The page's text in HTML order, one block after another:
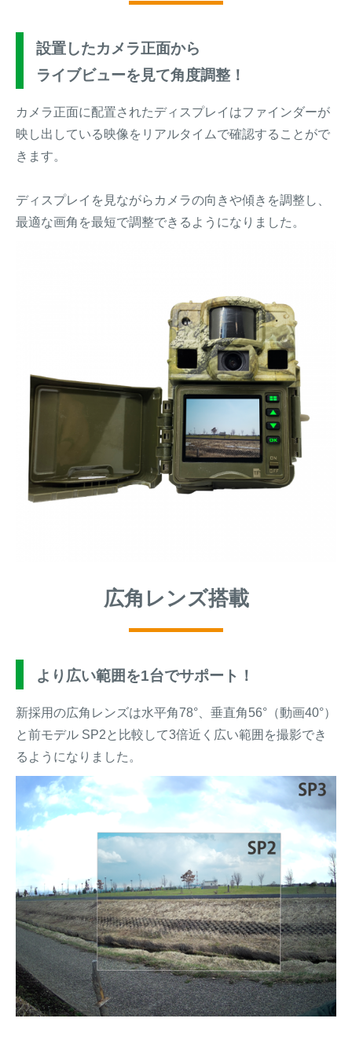
設置したカメラ正面から
ライブビューを見て角度調整！
カメラ正面に配置されたディスプレイはファインダーが
映し出している映像をリアルタイムで確認することがで
きます。
ディスプレイを見ながらカメラの向きや傾きを調整し、
最適な画角を最短で調整できるようになりました。
広角レンズ搭載
より広い範囲を1台でサポート！
新採用の広角レンズは水平角78°、垂直角56°（動画40°）
と前モデル SP2と比較して3倍近く広い範囲を撮影でき
るようになりました。